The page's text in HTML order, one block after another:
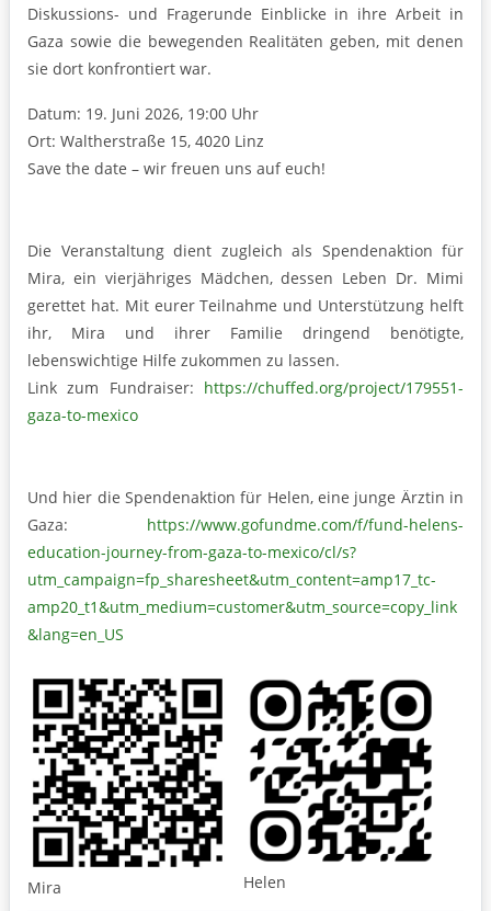
Diskussions- und Fragerunde Einblicke in ihre Arbeit in
Gaza sowie die bewegenden Realitäten geben, mit denen
sie dort konfrontiert war.
Datum: 19. Juni 2026, 19:00 Uhr
Ort: Waltherstraße 15, 4020 Linz
Save the date – wir freuen uns auf euch!
Die Veranstaltung dient zugleich als Spendenaktion für
Mira, ein vierjähriges Mädchen, dessen Leben Dr. Mimi
gerettet hat. Mit eurer Teilnahme und Unterstützung helft
ihr, Mira und ihrer Familie dringend benötigte,
lebenswichtige Hilfe zukommen zu lassen.
Link zum Fundraiser: https://chuffed.org/project/179551-
gaza-to-mexico
Und hier die Spendenaktion für Helen, eine junge Ärztin in
Gaza: https://www.gofundme.com/f/fund-helens-
education-journey-from-gaza-to-mexico/cl/s?
utm_campaign=fp_sharesheet&utm_content=amp17_tc-
amp20_t1&utm_medium=customer&utm_source=copy_link
&lang=en_US
Mira Helen